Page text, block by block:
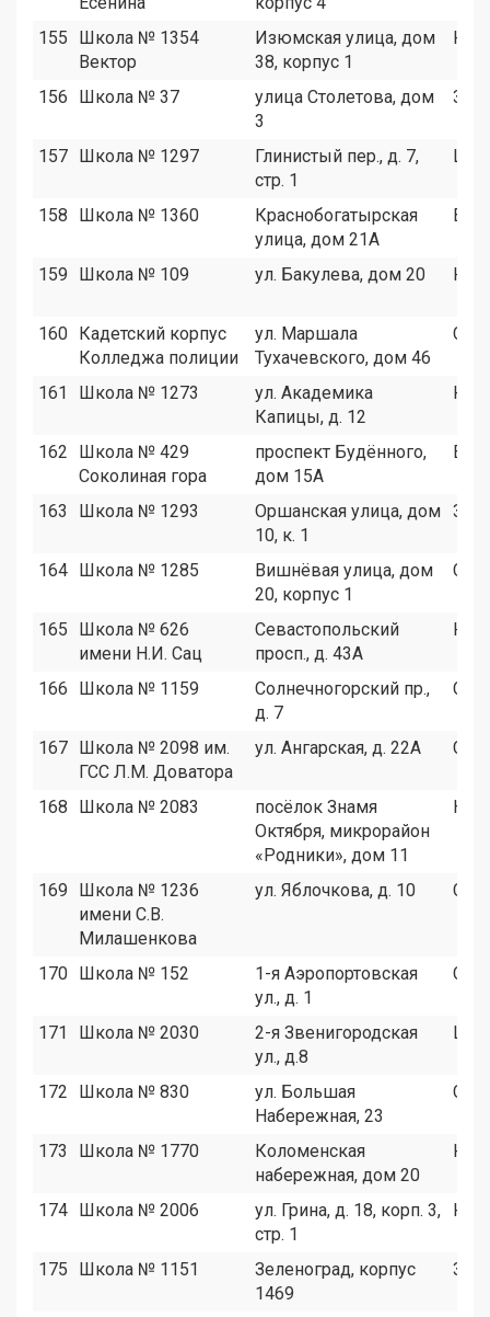
155
Школа № 1354
Вектор
Изюмская улица, дом
38, корпус 1
156 Школа № 37
улица Столетова, дом
3
ЗАО
157 Школа № 1297
Глинистый пер., д. 7,
стр. 1
ЦАО
158 Школа № 1360
Краснобогатырская
улица, дом 21А
ВАО
159 Школа № 109 ул. Бакулева, дом 20
160
Кадетский корпус
Колледжа полиции
ул. Маршала
Тухачевского, дом 46
161 Школа № 1273
ул. Академика
Капицы, д. 12
162
Школа № 429
Соколиная гора
проспект Будённого,
дом 15А
ВАО
163 Школа № 1293
Оршанская улица, дом
10, к. 1
ЗАО
164 Школа № 1285
Вишнёвая улица, дом
20, корпус 1
165
Школа № 626
имени Н.И. Сац
Севастопольский
просп., д. 43А
166 Школа № 1159
Солнечногорский пр.,
д. 7
САО
167
Школа № 2098 им.
ГСС Л.М. Доватора
ул. Ангарская, д. 22А САО
168 Школа № 2083
посёлок Знамя
Октября, микрорайон
«Родники», дом 11
НАО
169
Школа № 1236
имени С.В.
Милашенкова
ул. Яблочкова, д. 10
170 Школа № 152
1-я Аэропортовская
ул., д. 1
САО
171 Школа № 2030
2-я Звенигородская
ул., д.8
ЦАО
172 Школа № 830
ул. Большая
Набережная, 23
173 Школа № 1770
Коломенская
набережная, дом 20
174 Школа № 2006
ул. Грина, д. 18, корп. 3,
стр. 1
175 Школа № 1151
Зеленоград, корпус
1469